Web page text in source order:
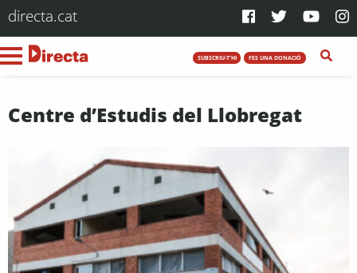
directa.cat
SUBSCRIU-T'HI FES UNA DONACIÓ
Centre d’Estudis del Llobregat